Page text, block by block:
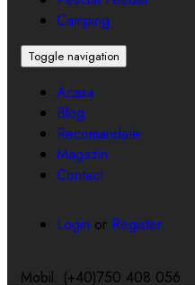
Camping
Toggle navigation
Acasa
Blog
Recomandate
Magazin
Contact
Login or Register
Mobil: (+40)750 408 056